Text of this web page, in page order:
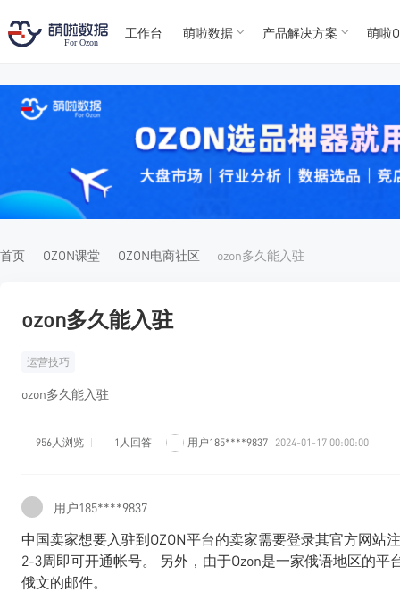
For
For
工作台 萌啦数据 产品解决方案 萌啦
首页 OZON课堂 OZON电商社区 ozon多久能入驻
ozon多久能入驻
运营技巧
ozon多久能入驻
956人浏览 1人回答 用户185****9837 2024-01-17 00:00:00
用户185****9837
中国卖家想要入驻到OZON平台的卖家需要登录其官方网
2-3周即可开通帐号。 另外，由于Ozon是一家俄语地区的
俄文的邮件。